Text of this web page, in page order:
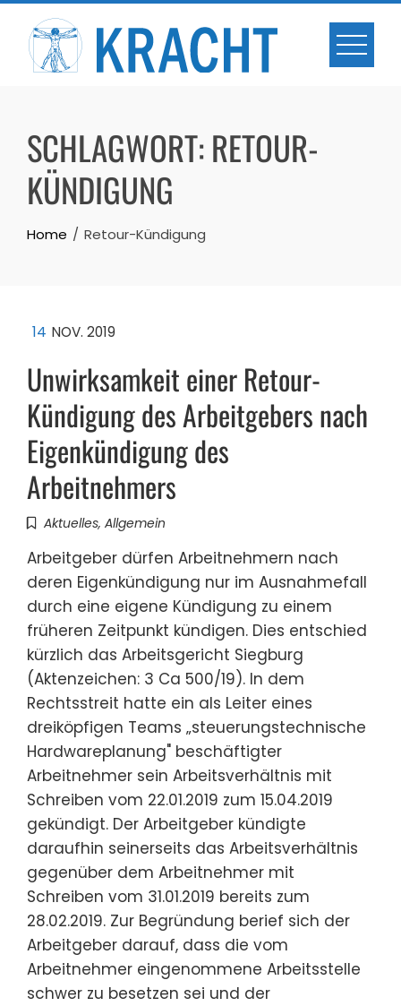
Skip
content
SCHLAGWORT:RETOUR-
KÜNDIGUNG
Home Retour-Kündigung
14 NOV. 2019
Unwirksamkeit einer Retour-
Kündigung des Arbeitgebers nach
Eigenkündigung des
Arbeitnehmers
Aktuelles, Allgemein
Arbeitgeber dürfen Arbeitnehmern nach
deren Eigenkündigung nur im Ausnahmefall
durch eine eigene Kündigung zu einem
früheren Zeitpunkt kündigen. Dies entschied
kürzlich das Arbeitsgericht Siegburg
(Aktenzeichen: 3 Ca 500/19). In dem
Rechtsstreit hatte ein als Leiter eines
dreiköpfigen Teams „steuerungstechnische
Hardwareplanung" beschäftigter
Arbeitnehmer sein Arbeitsverhältnis mit
Schreiben vom 22.01.2019 zum 15.04.2019
gekündigt. Der Arbeitgeber kündigte
daraufhin seinerseits das Arbeitsverhältnis
gegenüber dem Arbeitnehmer mit
Schreiben vom 31.01.2019 bereits zum
28.02.2019. Zur Begründung berief sich der
Arbeitgeber darauf, dass die vom
Arbeitnehmer eingenommene Arbeitsstelle
schwer zu besetzen sei und der